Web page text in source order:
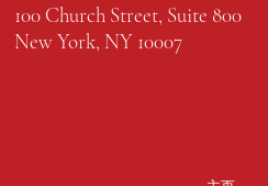
100 Church Street, Suite 800
New York, NY 10007